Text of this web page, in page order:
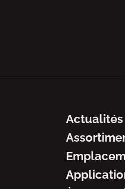
Navigation
Actualités